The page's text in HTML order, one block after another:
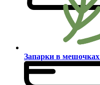
Запарки в мешочках